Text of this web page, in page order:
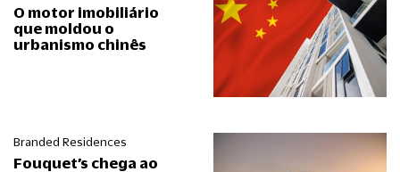
O motor imobiliário
que moldou o
urbanismo chinês
Branded Residences
Fouquet’s chega ao